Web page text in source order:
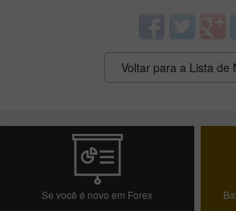
Voltar para a Lista de
Se você é novo em Forex